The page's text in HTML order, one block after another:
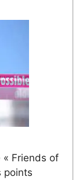
« Friends of
points